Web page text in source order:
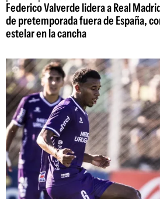
Federico Valverde lidera a Real
de pretemporada fuera de España,
estelar en la cancha